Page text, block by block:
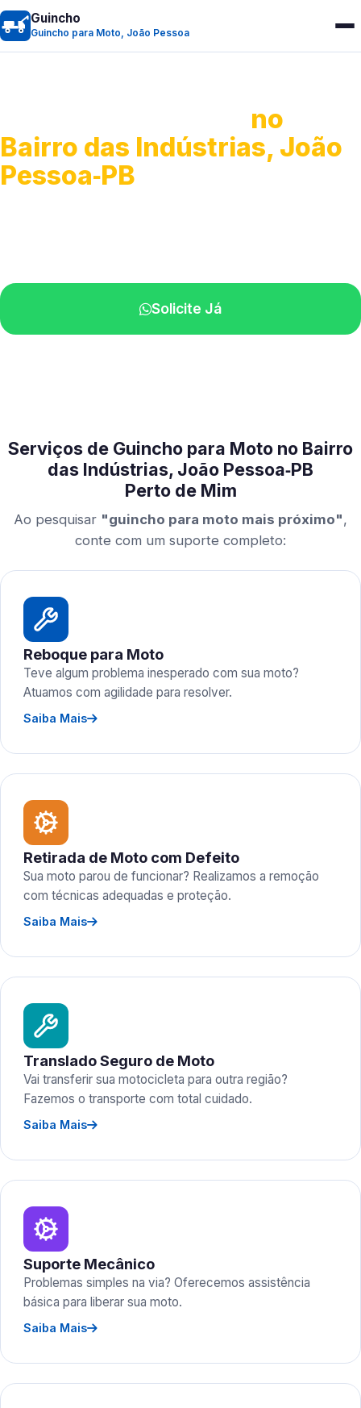
Guincho
Guincho para Moto, João Pessoa
no
Bairro das Indústrias, João
Pessoa‑PB
Solicite Já
Serviços de Guincho para Moto no Bairro
das Indústrias, João Pessoa‑PB
Perto de Mim
Ao pesquisar "guincho para moto mais próximo",
conte com um suporte completo:
Reboque para Moto
Teve algum problema inesperado com sua moto?
Atuamos com agilidade para resolver.
Saiba Mais
Retirada de Moto com Defeito
Sua moto parou de funcionar? Realizamos a remoção
com técnicas adequadas e proteção.
Saiba Mais
Translado Seguro de Moto
Vai transferir sua motocicleta para outra região?
Fazemos o transporte com total cuidado.
Saiba Mais
Suporte Mecânico
Problemas simples na via? Oferecemos assistência
básica para liberar sua moto.
Saiba Mais